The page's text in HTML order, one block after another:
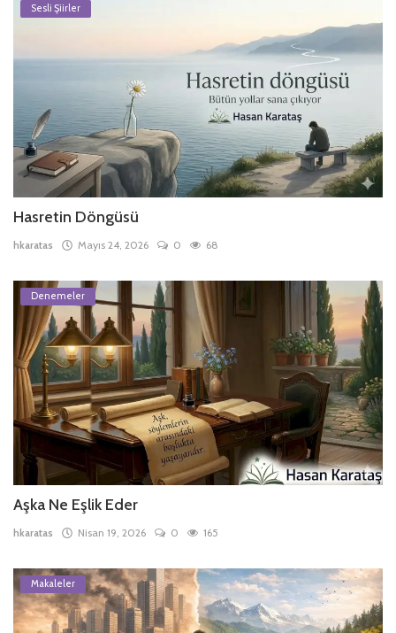
Sesli Şiirler
Hasretin Döngüsü
hkaratas Mayıs 24, 2026 0 68
Denemeler
Aşka Ne Eşlik Eder
hkaratas Nisan 19, 2026 0 165
Makaleler